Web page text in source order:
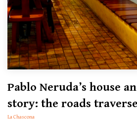
Pablo Neruda’s house
story: the roads
La Chascona